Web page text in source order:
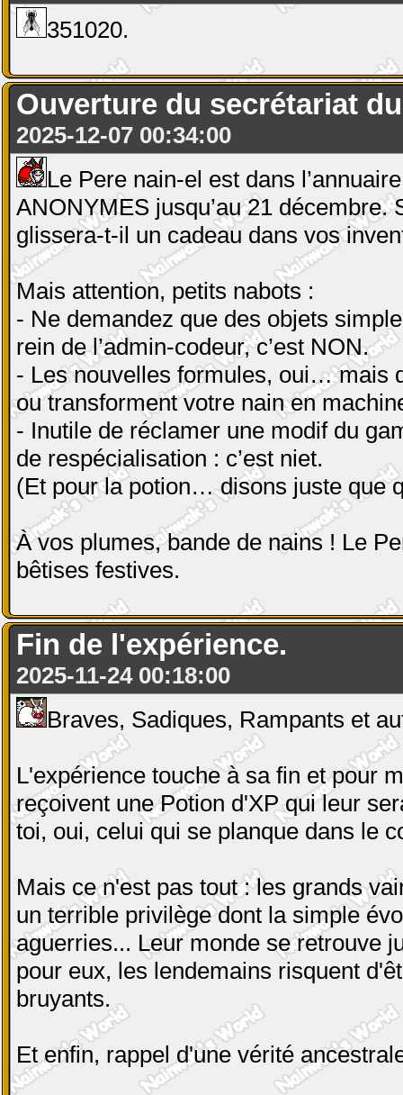
351020.
Ouverture du secrétariat
2025-12-07 00:34:00
Le Pere nain-el est dans
ANONYMES jusqu’au 21
glissera-t-il un cadeau dans vos
Mais attention, petits nabots :
- Ne demandez que des objets
rein de l’admin-codeur, c’est NON.
- Les nouvelles formules, oui… mais
ou transforment votre nain en
- Inutile de réclamer une modif du
de respécialisation : c’est niet.
(Et pour la potion… disons juste que
À vos plumes, bande de nains ! Le
bêtises festives.
Fin de l'expérience.
2025-11-24 00:18:00
Braves, Sadiques, Rampants et
L'expérience touche à sa fin et pour
reçoivent une Potion d'XP qui leur
toi, oui, celui qui se planque dans le
Mais ce n'est pas tout : les grands
un terrible privilège dont la simple
aguerries... Leur monde se retrouve
pour eux, les lendemains risquent
bruyants.
Et enfin, rappel d'une vérité